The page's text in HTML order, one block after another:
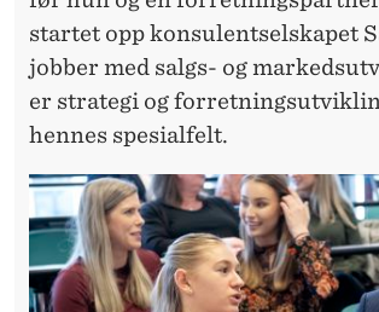
startet opp konsulentselskapet
jobber med salgs- og
er strategi og
hennes spesialfelt.